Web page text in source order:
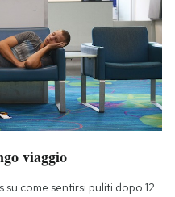
viaggio
su come sentirsi puliti dopo 12